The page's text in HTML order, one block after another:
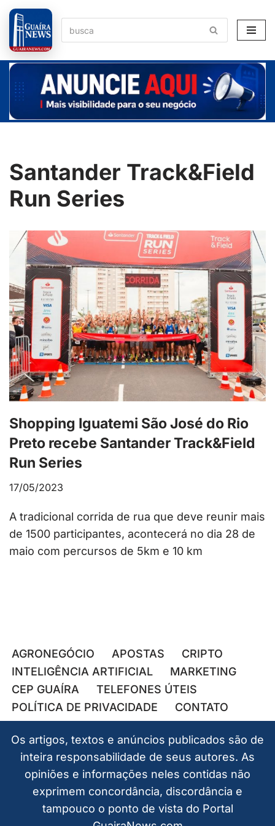
Pular
para
o
conteúdo
Santander Track&Field
Run Series
Shopping Iguatemi São José do Rio
Preto recebe Santander Track&Field
Run Series
17/05/2023
A tradicional corrida de rua que deve reunir mais
de 1500 participantes, acontecerá no dia 28 de
maio com percursos de 5km e 10 km
AGRONEGÓCIO APOSTAS
CRIPTO
INTELIGÊNCIA ARTIFICIAL
MARKETING
CEP GUAÍRA
TELEFONES ÚTEIS
POLÍTICA DE PRIVACIDADE
CONTATO
Os artigos, textos e anúncios publicados são de
inteira responsabilidade de seus autores. As
opiniões e informações neles contidas não
exprimem concordância, discordância e
tampouco o ponto de vista do Portal